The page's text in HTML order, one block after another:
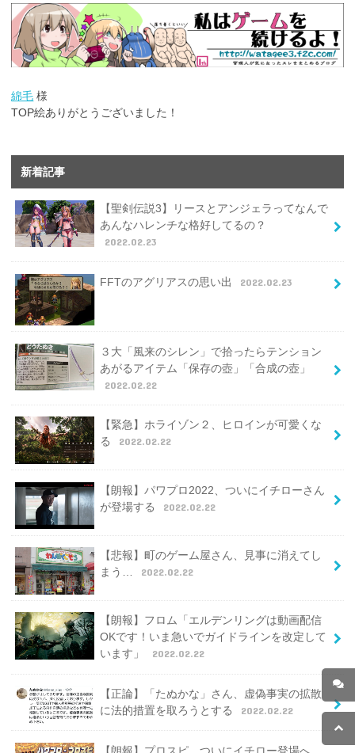
綿毛 様
TOP絵ありがとうございました！
新着記事
【聖剣伝説3】リースとアンジェラってなんで
あんなハレンチな格好してるの？
2022.02.23
FFTのアグリアスの思い出 2022.02.23
３大「風来のシレン」で拾ったらテンション
あがるアイテム「保存の壺」「合成の壺」
2022.02.22
【緊急】ホライゾン２、ヒロインが可愛くな
る
2022.02.22
【朗報】パワプロ2022、ついにイチローさん
が登場する
2022.02.22
【悲報】町のゲーム屋さん、見事に消えてし
まう…
2022.02.22
【朗報】フロム「エルデンリングは動画配信
OKです！いま急いでガイドラインを改定して
います」
2022.02.22
【正論】「たぬかな」さん、虚偽事実の拡散
に法的措置を取ろうとする
2022.02.22
【朗報】プロスピ、ついにイチロー登場へ